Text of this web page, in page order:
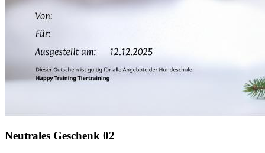
Neutrales Geschenk 02